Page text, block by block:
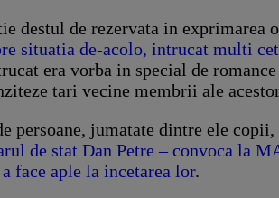
destul de rezervata in exprimarea
situatia de-acolo, intrucat multi
era vorba in special de
tari vecine membrii ale
persoane, jumatate dintre ele
de stat Dan Petre – convoca la
face aple la incetarea lor.